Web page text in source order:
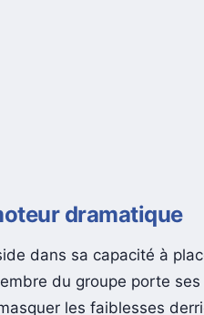
dramatique
dans sa capacité à
du groupe porte ses